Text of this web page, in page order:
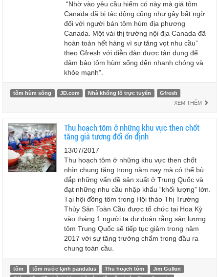
“Nhờ vào yêu cầu hiếm có này mà giá tôm
Canada đã bị tác động cũng như gây bất ngờ
đối với người bán tôm hùm địa phương
Canada. Một vài thị trường nội địa Canada đã
hoàn toàn hết hàng vì sự tăng vọt nhu cầu”
theo Gfresh với diễn đàn được tận dụng để
đảm bảo tôm hùm sống đến nhanh chóng và
khỏe mạnh”.
tôm hùm sống JD.com Nhà khổng lồ trực tuyến
Gfresh
XEM THÊM
Thu hoạch tôm ở những khu vực then chốt
tăng giá tương đối ổn định
13/07/2017
Thu hoạch tôm ở những khu vực then chốt
nhìn chung tăng trong năm nay mà có thể bù
đắp những vấn đề sản xuất ở Trung Quốc và
đạt những nhu cầu nhập khẩu “khối lượng” lớn.
Tại hội đồng tôm trong Hội thảo Thị Trường
Thủy Sản Toàn Cầu được tổ chức tại Hoa Kỳ
vào tháng 1 người ta dự đoán rằng sản lượng
tôm Trung Quốc sẽ tiếp tục giảm trong năm
2017 với sự tăng trưởng chẩm trong đầu ra
chung toàn cầu.
tôm tôm nước lạnh pandalus Thu hoạch tôm
Jim Gulkin